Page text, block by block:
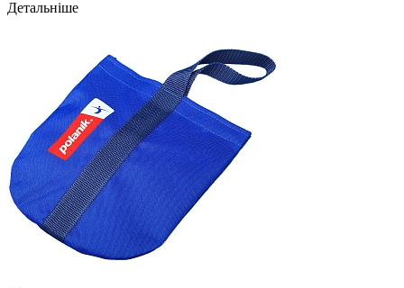
Детальніше